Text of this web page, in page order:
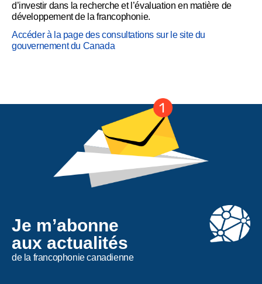
d’investir dans la recherche et l’évaluation en matière de
développement de la francophonie.
Accéder à la page des consultations sur le site du
gouvernement du Canada
Je m’abonne
aux actualités
de la francophonie canadienne